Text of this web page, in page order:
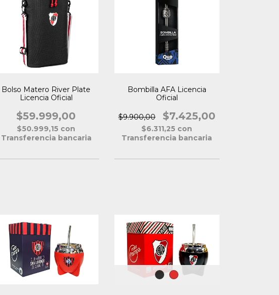
Bolso Matero River Plate
Licencia Oficial
$59.999,00
$50.999,15 con
Transferencia bancaria
Bombilla AFA Licencia
Oficial
$9.900,00 $7.425,00
$6.311,25 con
Transferencia bancaria